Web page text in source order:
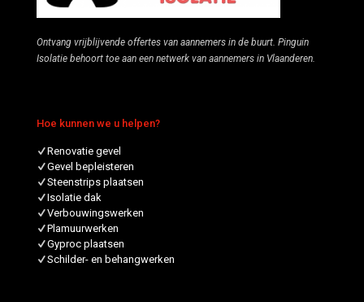
Ontvang vrijblijvende offertes van aannemers in de buurt. Pinguin
Isolatie behoort toe aan een netwerk van aannemers in Vlaanderen.
Hoe kunnen we u helpen?
Renovatie gevel
Gevel bepleisteren
Steenstrips plaatsen
Isolatie dak
Verbouwingswerken
Plamuurwerken
Gyproc plaatsen
Schilder- en behangwerken